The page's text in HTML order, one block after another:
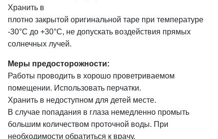
Хранить в
плотно закрытой оригинальной таре при температуре
-30°С до +30°С, не допускать воздействия прямых
солнечных лучей.
Меры предосторожности:
Работы проводить в хорошо проветриваемом
помещении. Использовать перчатки.
Хранить в недоступном для детей месте.
В случае попадания в глаза немедленно промыть
большим количеством проточной воды. При
необходимости обратиться к врачу.